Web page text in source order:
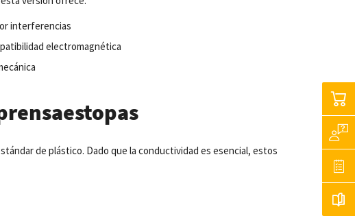
interferencias
electromagnética
de plástico. Dado que la conductividad es esencial, estos